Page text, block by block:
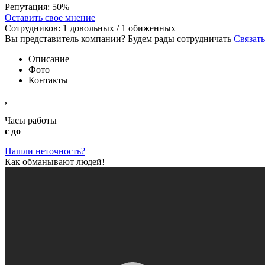
Репутация: 50%
Оставить свое мнение
Сотрудников: 1 довольных / 1 обиженных
Вы представитель компании? Будем рады сотрудничать
Описание
Фото
Контакты
,
Часы работы
с до
Нашли неточность?
Как обманывают людей!